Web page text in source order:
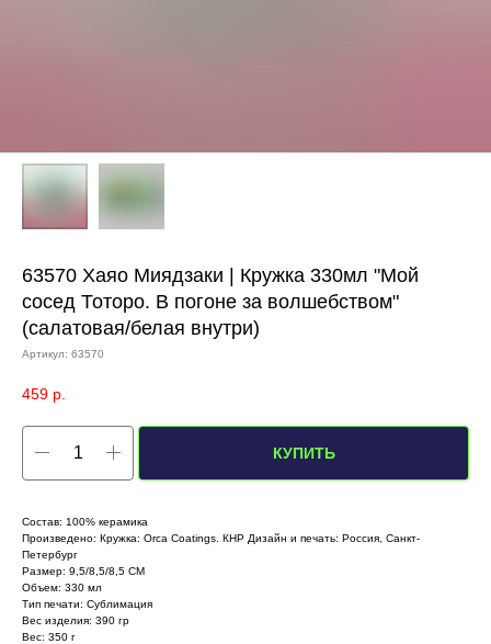
63570 Хаяо Миядзаки | Кружка 330мл "Мой
сосед Тоторо. В погоне за волшебством"
(салатовая/белая внутри)
Артикул: 63570
459 р.
КУПИТЬ
Состав: 100% керамика
Произведено: Кружка: Orca Coatings. КНР Дизайн и печать: Россия, Санкт-
Петербург
Размер: 9,5/8,5/8,5 СМ
Объем: 330 мл
Тип печати: Сублимация
Вес изделия: 390 гр
Вес: 350 г